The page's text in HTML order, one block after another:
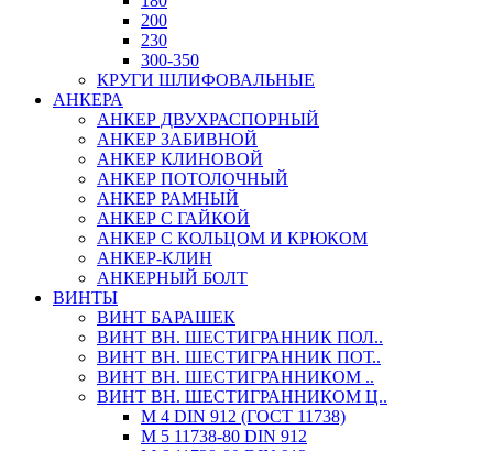
200
230
300-350
КРУГИ ШЛИФОВАЛЬНЫЕ
АНКЕРА
АНКЕР ДВУХРАСПОРНЫЙ
АНКЕР ЗАБИВНОЙ
АНКЕР КЛИНОВОЙ
АНКЕР ПОТОЛОЧНЫЙ
АНКЕР РАМНЫЙ
АНКЕР С ГАЙКОЙ
АНКЕР С КОЛЬЦОМ И КРЮКОМ
АНКЕР-КЛИН
АНКЕРНЫЙ БОЛТ
ВИНТЫ
ВИНТ БАРАШЕК
ВИНТ ВН. ШЕСТИГРАННИК ПОЛ..
ВИНТ ВН. ШЕСТИГРАННИК ПОТ..
ВИНТ ВН. ШЕСТИГРАННИКОМ ..
ВИНТ ВН. ШЕСТИГРАННИКОМ Ц..
М 4 DIN 912 (ГОСТ 11738)
М 5 11738-80 DIN 912